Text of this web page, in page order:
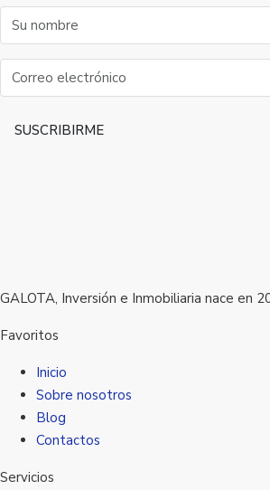
SUSCRIBIRME
GALOTA, Inversión e Inmobiliaria nace en
Favoritos
Inicio
Sobre nosotros
Blog
Contactos
Servicios